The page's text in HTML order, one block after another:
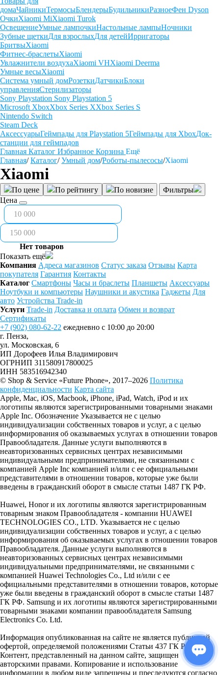
домаЧайникиТермосыБлендерыБудильникиРазноеФен Dyson
ОчкиXiaomi MiXiaomi Turok
ОсвещениеУмные лампочкиНастольные лампыНочники
Зубные щеткиДля взрослыхДля детейИрригаторы
БритвыXiaomi
Фитнес-браслетыXiaomi
Увлажнители воздухаXiaomi VHXiaomi Deerma
Умные весыXiaomi
Система умный домРозеткиДатчикиБлоки
управленияСтерилизаторы
Sony Playstation Sony Playstation 5
Microsoft XboxXbox Series XXbox Series S
Nintendo Switch
Steam Deck
АксессуарыГеймпады для Playstation 5Геймпады для XboxДок-
станции для геймпадов
Главная Каталог Избранное Корзина Ещё
Главная/ Каталог/ Умный дом/Роботы-пылесосы/Xiaomi
Xiaomi
По цене По рейтингу По новизне
Фильтры
Цена
Нет товаров
Показать ещё
Компания Адреса магазинов Статус заказа Отзывы Карта
покупателя Гарантия Контакты
Каталог Смартфоны Часы и браслеты Планшеты Аксессуары
Ноутбуки и компьютеры Наушники и акустика Гаджеты Для
авто Устройства Trade-in
Услуги Trade-in Доставка и оплата Обмен и возврат
Сертификаты
+7 (902) 080-62-22 ежедневно с 10:00 до 20:00
г. Пенза,
ул. Московская, 6
ИП Дорофеев Илья Владимирович
ОГРНИП 311580917800025
ИНН 583516942340
© Shop & Service «Future Phone», 2017–2026 Политика
конфиденциальности Карта сайта
Apple, Mac, iOS, Macbook, iPhone, iPad, Watch, iPod и их
логотипы являются зарегистрированными товарными знаками
Apple Inc. Обозначение Указывается не с целью
индивидуализации собственных товаров и услуг, а с целью
информирования об оказываемых услугах в отношении товаров
Правообладателя. Данные услуги выполняются в
неавторизованных сервисных центрах независимыми
индивидуальными предпринимателями, не связанными с
компанией Apple Inc компанией и/или с ее официальными
представителями в отношении товаров, которые уже были
введены в гражданский оборот в смысле статьи 1487 ГК РФ.
Huawei, Honor и их логотипы являются зарегистрированным
товарным знаком Правообладателя - компании HUAWEI
TECHNOLOGIES CO., LTD. Указывается не с целью
индивидуализации собственных товаров и услуг, а с целью
информирования об оказываемых услугах в отношении товаров
Правообладателя. Данные услуги выполняются в
неавторизованных сервисных центрах независимыми
индивидуальными предпринимателями, не связанными с
компанией Huawei Technologies Co., Ltd и/или с ее
официальными представителями в отношении товаров, которые
уже были введены в гражданский оборот в смысле статьи 1487
ГК РФ. Samsung и их логотипы являются зарегистрированными
товарными знаками компании правообладателя Samsung
Electronics Co. Ltd.
Информация опубликованная на сайте не является публичной
офертой, определяемой положениями Статьи 437 ГК РФ.
Контент, представленный на данном сайте, защищен
авторскими правами. Копирование и использование
информации в любом виде запрещены и преследуются согласно